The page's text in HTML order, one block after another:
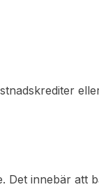
Det innebär att